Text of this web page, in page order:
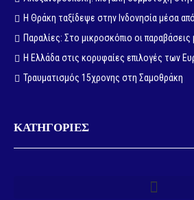
Η Θράκη ταξίδεψε στην Ινδονησία μέσα
Παραλίες: Στο μικροσκόπιο οι
Η Ελλάδα στις κορυφαίες επιλογές των
Τραυματισμός 15χρονης στη Σαμοθράκη
ΚΑΤΗΓΟΡΙΕΣ